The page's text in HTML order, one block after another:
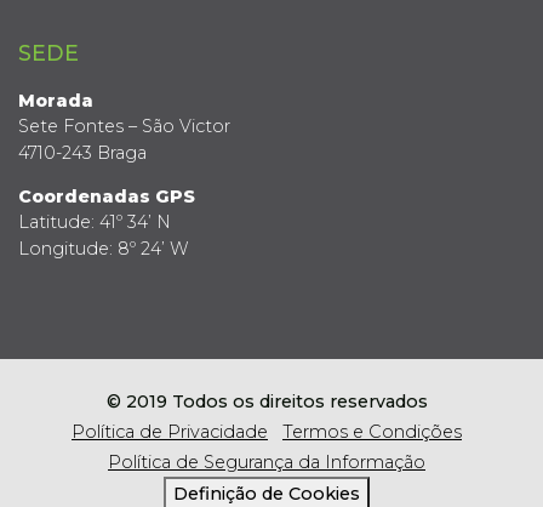
SEDE
Morada
Sete Fontes – São Victor
4710-243 Braga
Coordenadas GPS
Latitude: 41º 34’ N
Longitude: 8º 24’ W
© 2019 Todos os direitos reservados
Política de Privacidade
Termos e Condições
Política de Segurança da Informação
Definição de Cookies